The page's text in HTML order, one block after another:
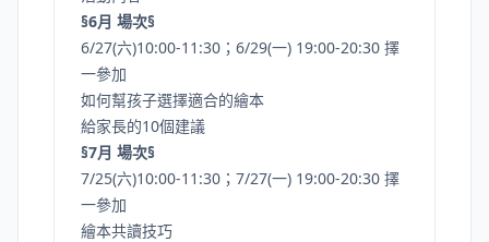
§6月 場次§
6/27(六)10:00-11:30；6/29(一) 19:00-20:30 擇
一參加
如何幫孩子選擇適合的繪本
給家長的10個建議
§7月 場次§
7/25(六)10:00-11:30；7/27(一) 19:00-20:30 擇
一參加
繪本共讀技巧